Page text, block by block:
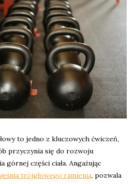
to jedno z kluczowych ćwiczeń,
przyczynia się do rozwoju
górnej części ciała. Angażując
trójgłowego ramienia, pozwala